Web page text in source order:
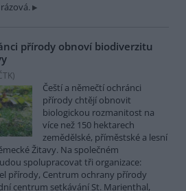
přírody obnoví biodiverzitu
)
Čeští a němečtí ochránci
přírody chtějí obnovit
biologickou rozmanitost na
více než 150 hektarech
zemědělské, příměstské a lesní
Žitavy. Na společném
spolupracovat tři organizace:
přírody, Centrum ochrany přírody
centrum setkávání St. Marienthal,